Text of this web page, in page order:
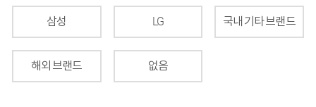
삼성 LG 국내 기타 브랜드
해외 브랜드 없음